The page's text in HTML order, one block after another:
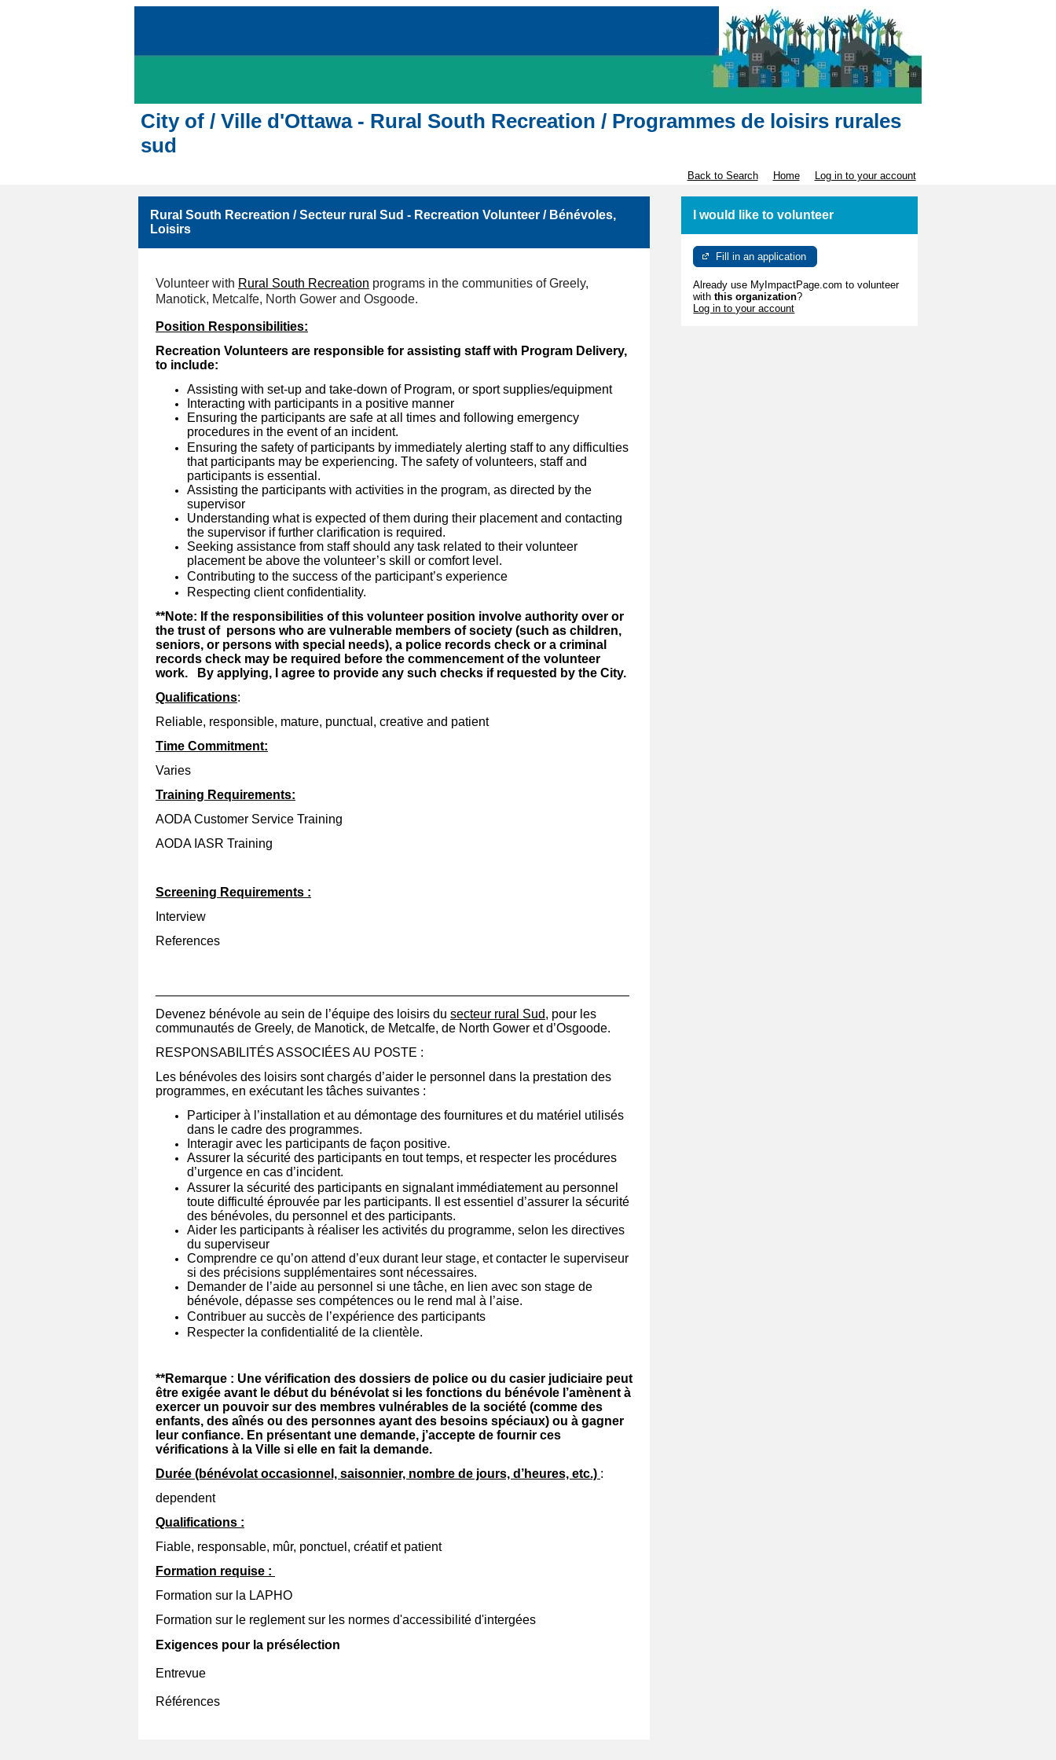
City of / Ville d'Ottawa - Rural South Recreation / Programmes de loisirs rurales
sud
Back to Search Home Log in to your account
Rural South Recreation / Secteur rural Sud - Recreation Volunteer / Bénévoles,
Loisirs
Volunteer with Rural South Recreation programs in the communities of Greely,
Manotick, Metcalfe, North Gower and Osgoode.
Position Responsibilities:
Recreation Volunteers are responsible for assisting staff with Program Delivery,
to include:
Assisting with set-up and take-down of Program, or sport supplies/equipment
Interacting with participants in a positive manner
Ensuring the participants are safe at all times and following emergency
procedures in the event of an incident.
Ensuring the safety of participants by immediately alerting staff to any difficulties
that participants may be experiencing. The safety of volunteers, staff and
participants is essential.
Assisting the participants with activities in the program, as directed by the
supervisor
Understanding what is expected of them during their placement and contacting
the supervisor if further clarification is required.
Seeking assistance from staff should any task related to their volunteer
placement be above the volunteer’s skill or comfort level.
Contributing to the success of the participant’s experience
Respecting client confidentiality.
**Note: If the responsibilities of this volunteer position involve authority over or
the trust of persons who are vulnerable members of society (such as children,
seniors, or persons with special needs), a police records check or a criminal
records check may be required before the commencement of the volunteer
work. By applying, I agree to provide any such checks if requested by the City.
Qualifications:
Reliable, responsible, mature, punctual, creative and patient
Time Commitment:
Varies
Training Requirements:
AODA Customer Service Training
AODA IASR Training
Screening Requirements :
Interview
References
Devenez bénévole au sein de l’équipe des loisirs du secteur rural Sud, pour les
communautés de Greely, de Manotick, de Metcalfe, de North Gower et d’Osgoode.
RESPONSABILITÉS ASSOCIÉES AU POSTE :
Les bénévoles des loisirs sont chargés d’aider le personnel dans la prestation des
programmes, en exécutant les tâches suivantes :
Participer à l’installation et au démontage des fournitures et du matériel utilisés
dans le cadre des programmes.
Interagir avec les participants de façon positive.
Assurer la sécurité des participants en tout temps, et respecter les procédures
d’urgence en cas d’incident.
Assurer la sécurité des participants en signalant immédiatement au personnel
toute difficulté éprouvée par les participants. Il est essentiel d’assurer la sécurité
des bénévoles, du personnel et des participants.
Aider les participants à réaliser les activités du programme, selon les directives
du superviseur
Comprendre ce qu’on attend d’eux durant leur stage, et contacter le superviseur
si des précisions supplémentaires sont nécessaires.
Demander de l’aide au personnel si une tâche, en lien avec son stage de
bénévole, dépasse ses compétences ou le rend mal à l’aise.
Contribuer au succès de l’expérience des participants
Respecter la confidentialité de la clientèle.
**Remarque : Une vérification des dossiers de police ou du casier judiciaire peut
être exigée avant le début du bénévolat si les fonctions du bénévole l’amènent à
exercer un pouvoir sur des membres vulnérables de la société (comme des
enfants, des aînés ou des personnes ayant des besoins spéciaux) ou à gagner
leur confiance. En présentant une demande, j’accepte de fournir ces
vérifications à la Ville si elle en fait la demande.
Durée (bénévolat occasionnel, saisonnier, nombre de jours, d’heures, etc.) :
dependent
Qualifications :
Fiable, responsable, mûr, ponctuel, créatif et patient
Formation requise :
Formation sur la LAPHO
Formation sur le reglement sur les normes d'accessibilité d'intergées
Exigences pour la présélection
Entrevue
Références
I would like to volunteer
Fill in an application
Already use MyImpactPage.com to volunteer
withthis organization?
Log in to your account